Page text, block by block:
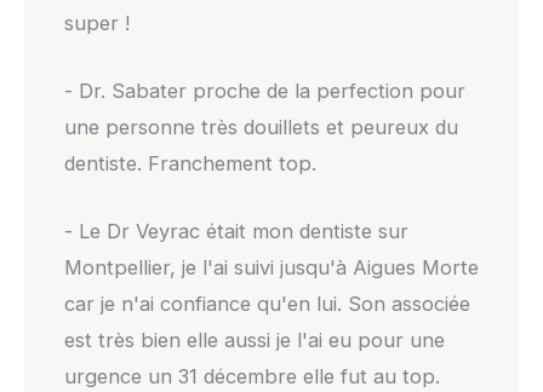
super !
- Dr. Sabater proche de la perfection pour
une personne très douillets et peureux du
dentiste. Franchement top.
- Le Dr Veyrac était mon dentiste sur
Montpellier, je l'ai suivi jusqu'à Aigues Morte
car je n'ai confiance qu'en lui. Son associée
est très bien elle aussi je l'ai eu pour une
urgence un 31 décembre elle fut au top.